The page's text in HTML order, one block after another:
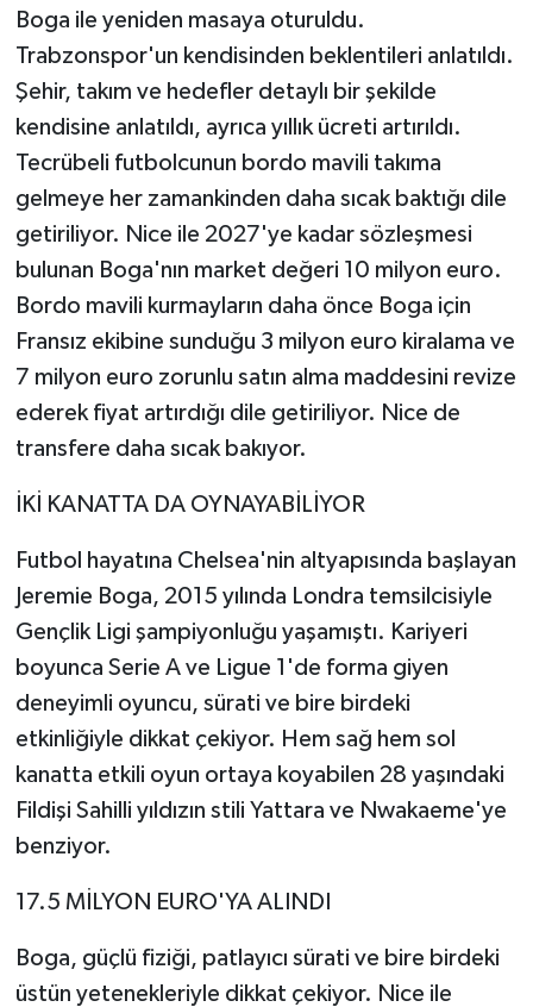
Boga ile yeniden masaya oturuldu.
Trabzonspor'un kendisinden beklentileri anlatıldı.
Şehir, takım ve hedefler detaylı bir şekilde
kendisine anlatıldı, ayrıca yıllık ücreti artırıldı.
Tecrübeli futbolcunun bordo mavili takıma
gelmeye her zamankinden daha sıcak baktığı dile
getiriliyor. Nice ile 2027'ye kadar sözleşmesi
bulunan Boga'nın market değeri 10 milyon euro.
Bordo mavili kurmayların daha önce Boga için
Fransız ekibine sunduğu 3 milyon euro kiralama ve
7 milyon euro zorunlu satın alma maddesini revize
ederek fiyat artırdığı dile getiriliyor. Nice de
transfere daha sıcak bakıyor.
İKİ KANATTA DA OYNAYABİLİYOR
Futbol hayatına Chelsea'nin altyapısında başlayan
Jeremie Boga, 2015 yılında Londra temsilcisiyle
Gençlik Ligi şampiyonluğu yaşamıştı. Kariyeri
boyunca Serie A ve Ligue 1'de forma giyen
deneyimli oyuncu, sürati ve bire birdeki
etkinliğiyle dikkat çekiyor. Hem sağ hem sol
kanatta etkili oyun ortaya koyabilen 28 yaşındaki
Fildişi Sahilli yıldızın stili Yattara ve Nwakaeme'ye
benziyor.
17.5 MİLYON EURO'YA ALINDI
Boga, güçlü fiziği, patlayıcı sürati ve bire birdeki
üstün yetenekleriyle dikkat çekiyor. Nice ile